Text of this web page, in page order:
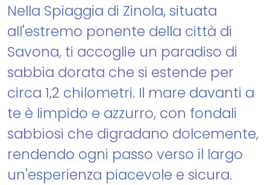
Nella Spiaggia di Zinola, situata
all'estremo ponente della città di
Savona, ti accoglie un paradiso di
sabbia dorata che si estende per
circa 1,2 chilometri. Il mare davanti a
te è limpido e azzurro, con fondali
sabbiosi che digradano dolcemente,
rendendo ogni passo verso il largo
un'esperienza piacevole e sicura.